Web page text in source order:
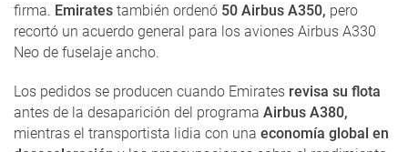
firma. Emirates también ordenó 50 Airbus A350, pero
recortó un acuerdo general para los aviones Airbus A330
Neo de fuselaje ancho.
Los pedidos se producen cuando Emirates revisa su flota
antes de la desaparición del programa Airbus A380,
mientras el transportista lidia con una economía global en